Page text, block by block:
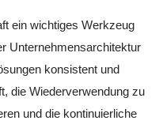
ein wichtiges Werkzeug
Unternehmensarchitektur
konsistent und
die Wiederverwendung zu
und die kontinuierliche